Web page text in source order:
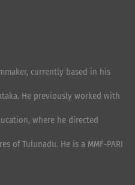
currently based in his
He previously worked with
where he directed
of Tulunadu. He is a MMF-PARI